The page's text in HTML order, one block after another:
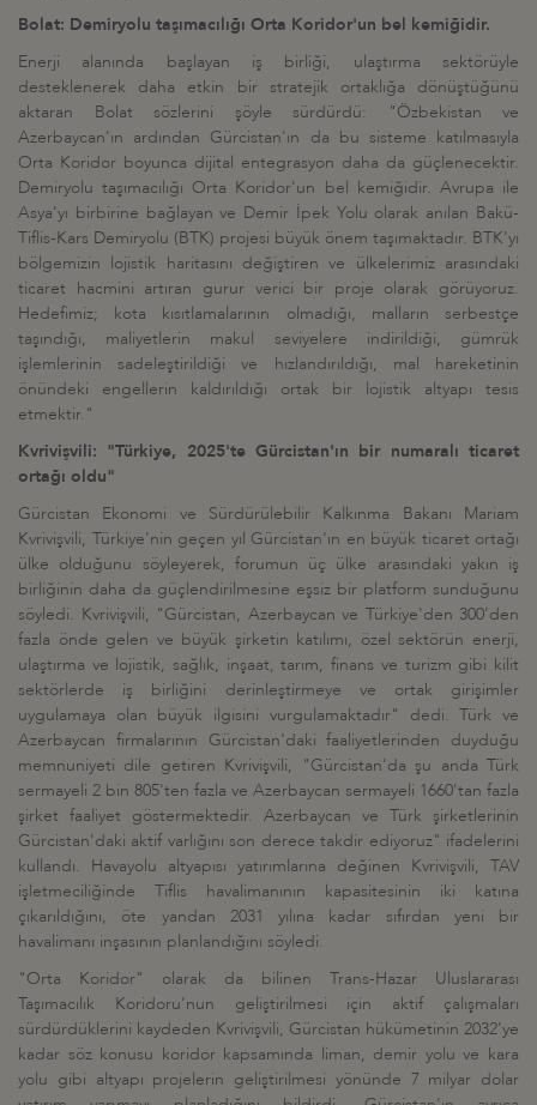
Bolat: Demiryolu taşımacılığı Orta Koridor'un bel kemiğidir.
Enerji alanında başlayan iş birliği, ulaştırma sektörüyle
desteklenerek daha etkin bir stratejik ortaklığa dönüştüğünü
aktaran Bolat sözlerini şöyle sürdürdü: "Özbekistan ve
Azerbaycan'ın ardından Gürcistan'ın da bu sisteme katılmasıyla
Orta Koridor boyunca dijital entegrasyon daha da güçlenecektir.
Demiryolu taşımacılığı Orta Koridor'un bel kemiğidir. Avrupa ile
Asya'yı birbirine bağlayan ve Demir İpek Yolu olarak anılan Bakü-
Tiflis-Kars Demiryolu (BTK) projesi büyük önem taşımaktadır. BTK'yı
bölgemizin lojistik haritasını değiştiren ve ülkelerimiz arasındaki
ticaret hacmini artıran gurur verici bir proje olarak görüyoruz.
Hedefimiz; kota kısıtlamalarının olmadığı, malların serbestçe
taşındığı, maliyetlerin makul seviyelere indirildiği, gümrük
işlemlerinin sadeleştirildiği ve hızlandırıldığı, mal hareketinin
önündeki engellerin kaldırıldığı ortak bir lojistik altyapı tesis
etmektir."
Kvrivişvili: "Türkiye, 2025'te Gürcistan'ın bir numaralı ticaret
ortağı oldu"
Gürcistan Ekonomi ve Sürdürülebilir Kalkınma Bakanı Mariam
Kvrivişvili, Türkiye'nin geçen yıl Gürcistan'ın en büyük ticaret ortağı
ülke olduğunu söyleyerek, forumun üç ülke arasındaki yakın iş
birliğinin daha da güçlendirilmesine eşsiz bir platform sunduğunu
söyledi. Kvrivişvili, "Gürcistan, Azerbaycan ve Türkiye'den 300'den
fazla önde gelen ve büyük şirketin katılımı, özel sektörün enerji,
ulaştırma ve lojistik, sağlık, inşaat, tarım, finans ve turizm gibi kilit
sektörlerde iş birliğini derinleştirmeye ve ortak girişimler
uygulamaya olan büyük ilgisini vurgulamaktadır" dedi. Türk ve
Azerbaycan firmalarının Gürcistan'daki faaliyetlerinden duyduğu
memnuniyeti dile getiren Kvrivişvili, "Gürcistan'da şu anda Türk
sermayeli 2 bin 805'ten fazla ve Azerbaycan sermayeli 1660'tan fazla
şirket faaliyet göstermektedir. Azerbaycan ve Türk şirketlerinin
Gürcistan'daki aktif varlığını son derece takdir ediyoruz" ifadelerini
kullandı. Havayolu altyapısı yatırımlarına değinen Kvrivişvili, TAV
işletmeciliğinde Tiflis havalimanının kapasitesinin iki katına
çıkarıldığını, öte yandan 2031 yılına kadar sıfırdan yeni bir
havalimanı inşasının planlandığını söyledi.
"Orta Koridor" olarak da bilinen Trans-Hazar Uluslararası
Taşımacılık Koridoru'nun geliştirilmesi için aktif çalışmaları
sürdürdüklerini kaydeden Kvrivişvili, Gürcistan hükümetinin 2032'ye
kadar söz konusu koridor kapsamında liman, demir yolu ve kara
yolu gibi altyapı projelerin geliştirilmesi yönünde 7 milyar dolar